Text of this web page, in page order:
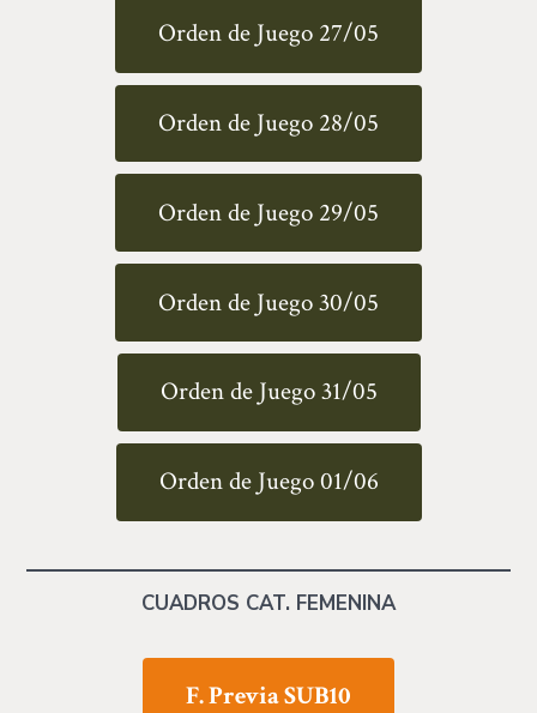
Orden de Juego 27/05
Orden de Juego 28/05
Orden de Juego 29/05
Orden de Juego 30/05
Orden de Juego 31/05
Orden de Juego 01/06
CUADROS CAT. FEMENINA
F. Previa SUB10